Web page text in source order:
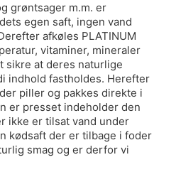
grøntsager m.m. er
egen saft, ingen vand
afkøles PLATINUM
vitaminer, mineraler
at deres naturlige
fastholdes. Herefter
piller og pakkes direkte i
er presset indeholder den
ikke er tilsat vand under
kødsaft der er tilbage i foder
smag og er derfor vi